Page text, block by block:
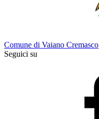
Comune di Vaiano Cremasco
Seguici su